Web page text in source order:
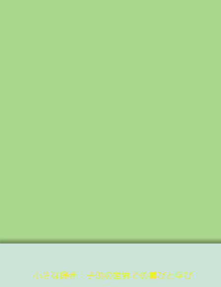
小さな輝き：子供の世界での喜びと学び